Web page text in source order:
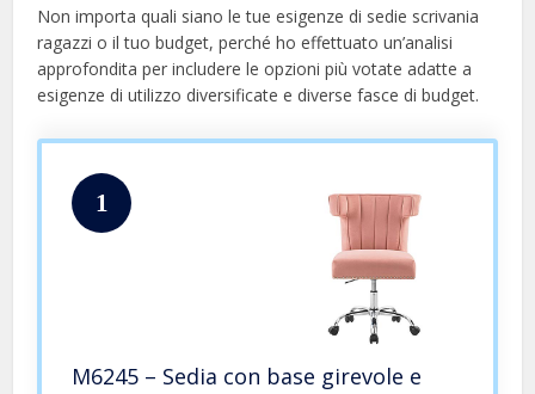
Non importa quali siano le tue esigenze di sedie scrivania
ragazzi o il tuo budget, perché ho effettuato un’analisi
approfondita per includere le opzioni più votate adatte a
esigenze di utilizzo diversificate e diverse fasce di budget.
1
M6245 – Sedia con base girevole e